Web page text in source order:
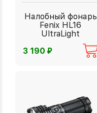
Налобный фонарь
Fenix HL16
UltraLight
3 190 ⃏